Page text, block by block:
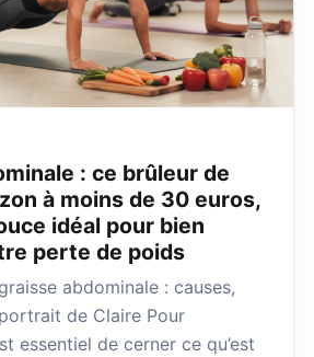
: ce brûleur de
à moins de 30 euros,
idéal pour bien
perte de poids
abdominale : causes,
de Claire Pour
essentiel de cerner ce qu’est